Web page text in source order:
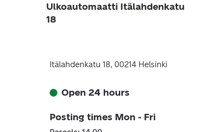
Ulkoautomaatti Itälahdenkatu
18
Itälahdenkatu 18, 00214 Helsinki
Open 24 hours
Posting times Mon - Fri